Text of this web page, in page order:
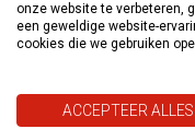
onze website te verbeteren,
een geweldige website-
cookies die we gebruiken
ACCEPTEER ALLES